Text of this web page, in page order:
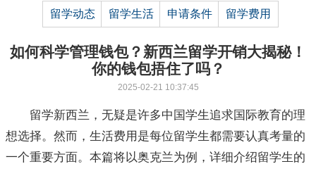
留学动态 留学生活 申请条件 留学费用
如何科学管理钱包？新西兰留学开销大揭秘！
你的钱包捂住了吗？
2025-02-21 10:37:45
留学新西兰，无疑是许多中国学生追求国际教育的理
想选择。然而，生活费用是每位留学生都需要认真考量的
一个重要方面。本篇将以奥克兰为例，详细介绍留学生的